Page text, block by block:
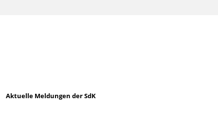
Aktuelle Meldungen der SdK